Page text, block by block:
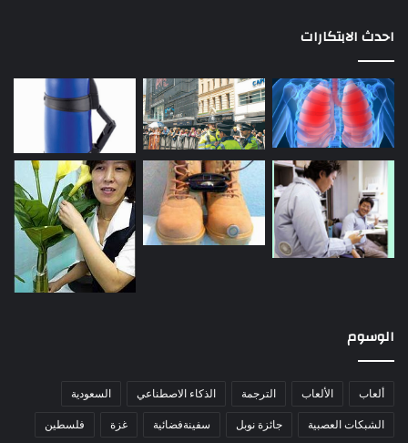
احدث الابتكارات
الوسوم
ألعاب الألعاب الترجمة الذكاء الاصطناعي السعودية
الشبكات العصبية جائزة نوبل سفينةفضائية غزة فلسطين